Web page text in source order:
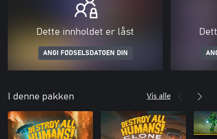
Dette innholdet er låst
ANGI FØDSELSDATOEN DIN
I denne pakken Vis alle